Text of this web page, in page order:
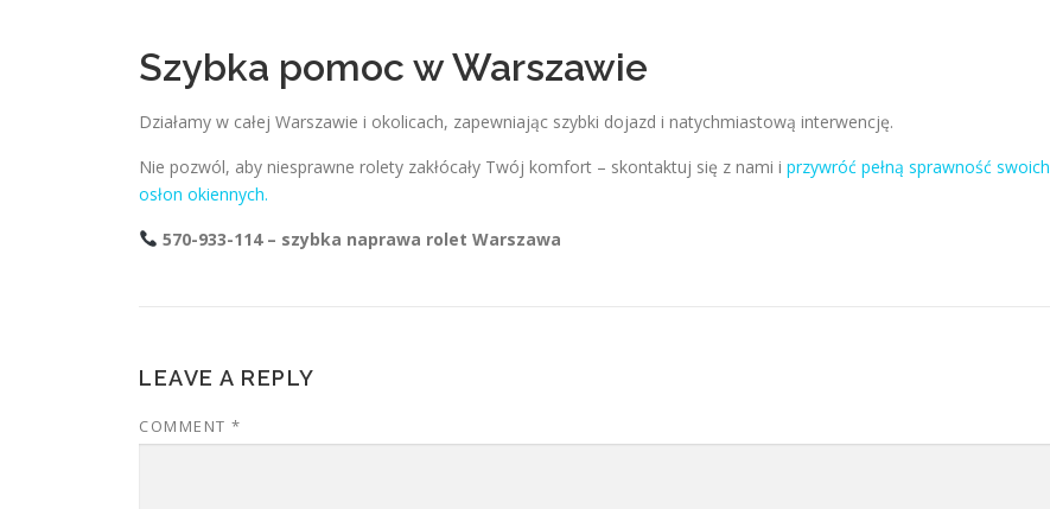
Szybka pomoc w Warszawie
Działamy w całej Warszawie i okolicach, zapewniając szybki dojazd i natychmiastową interwencję.
Nie pozwól, aby niesprawne rolety zakłócały Twój komfort – skontaktuj się z nami i przywróć pełną sprawność swoich
osłon okiennych.
570-933-114 – szybka naprawa rolet Warszawa
LEAVE A REPLY
COMMENT *